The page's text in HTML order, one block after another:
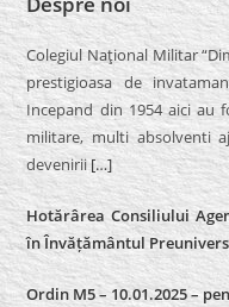
Colegiul Naţional Militar
prestigioasa de
Incepand din 1954 aici au
militare, multi absolventi
devenirii […]
Hotărârea Consiliului
în Învățământul
Ordin M5 – 10.01.2025 –